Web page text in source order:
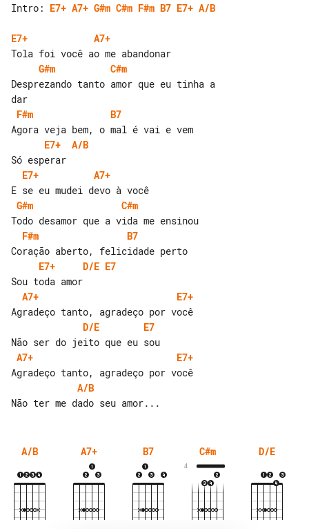
Intro: E7+ A7+ G#m C#m F#m B7 E7+ A/B
E7+
A7+
G#m
C#m
Desprezando tanto amor que eu tinha a
F#m
B7
E7+
A/B
E7+
A7+
G#m
C#m
F#m
B7
E7+
D/E E7
A7+
E7+
D/E
E7
A7+
E7+
A/B
A/B A7+ B7 C#m
4
D/E